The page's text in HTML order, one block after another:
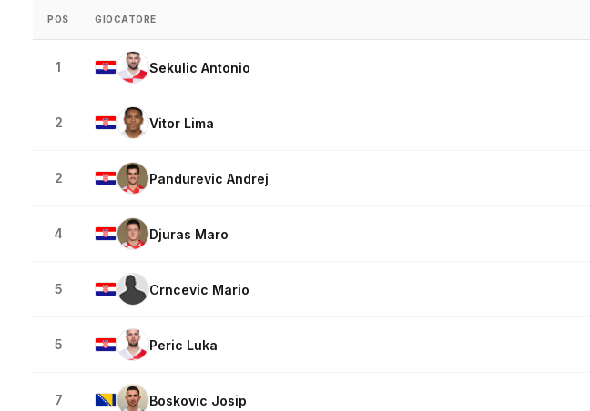
POS GIOCATORE
1 Sekulic Antonio
2 Vitor Lima
2 Pandurevic Andrej
4 Djuras Maro
5 Crncevic Mario
5 Peric Luka
7 Boskovic Josip